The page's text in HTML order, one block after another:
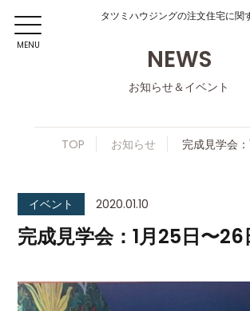
MENU
タツミハウジングの注文住宅に関
NEWS
お知らせ＆イベント
TOP お知らせ 完成見学会
完成見学会：1月25日〜26
イベント 2020.01.10